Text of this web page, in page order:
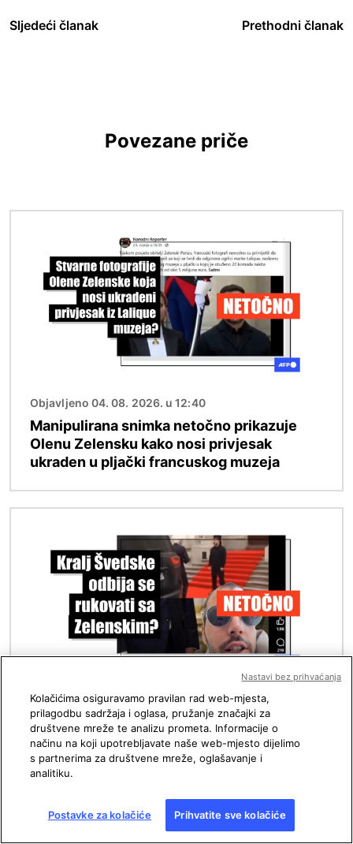
Sljedeći članak Prethodni članak
Povezane priče
Objavljeno 04. 08. 2026. u 12:40
Manipulirana snimka netočno prikazuje
Olenu Zelensku kako nosi privjesak
ukraden u pljački francuskog muzeja
Objavljeno 27. 04. 2026. u 14:22
Švedski kralj se rukovao sa Zelenskim,
video je manipuliran
Kolačićima osiguravamo pravilan rad web-mjesta,
prilagodbu sadržaja i oglasa, pružanje značajki za
društvene mreže te analizu prometa. Informacije o
načinu na koji upotrebljavate naše web-mjesto dijelimo
s partnerima za društvene mreže, oglašavanje i
analitiku.
Postavke za kolačiće Prihvatite sve kolačiće
Nastavi bez prihvaćanja